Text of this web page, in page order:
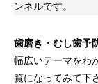
ンネルです。
歯磨き・むし歯予
幅広いテーマをわ
覧になってみて下